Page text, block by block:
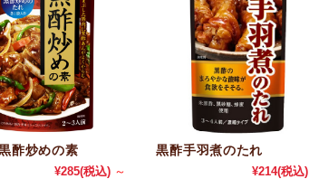
酢炒めの素
¥285(税込) ～
黒酢手羽煮のたれ
¥214(税込)